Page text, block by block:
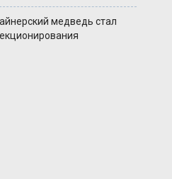
медведь стал